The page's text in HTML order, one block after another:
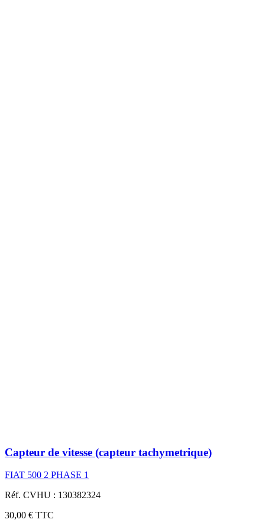
Capteur de vitesse (capteur tachymetrique)
FIAT 500 2 PHASE 1
Réf. CVHU : 130382324
30,00 € TTC